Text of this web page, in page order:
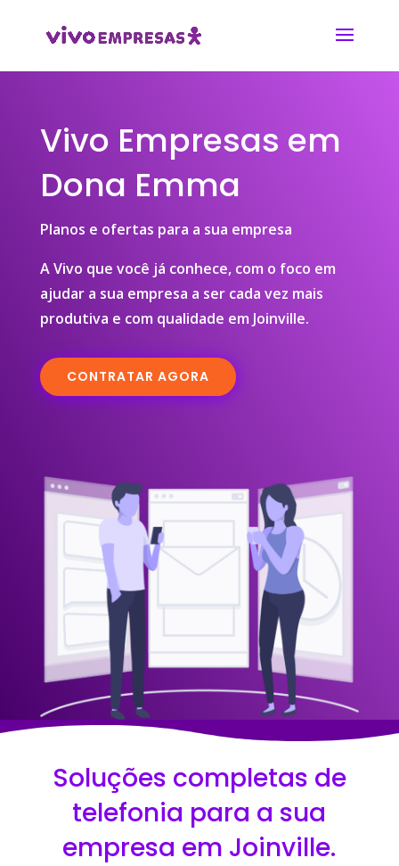
Vivo Empresas em
Dona Emma
Planos e ofertas para a sua empresa
A Vivo que você já conhece, com o foco em
ajudar a sua empresa a ser cada vez mais
produtiva e com qualidade em Joinville.
CONTRATAR AGORA
Soluções completas de
telefonia para a sua
empresa em Joinville.